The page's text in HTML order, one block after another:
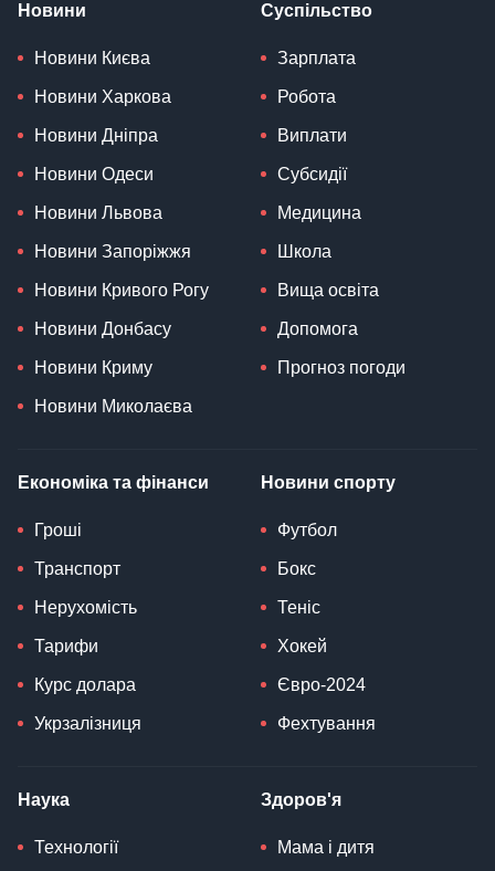
Новини
Новини Києва
Новини Харкова
Новини Дніпра
Новини Одеси
Новини Львова
Новини Запоріжжя
Новини Кривого Рогу
Новини Донбасу
Новини Криму
Новини Миколаєва
Суспільство
Зарплата
Робота
Виплати
Субсидії
Медицина
Школа
Вища освіта
Допомога
Прогноз погоди
Економіка та фінанси
Гроші
Транспорт
Нерухомість
Тарифи
Курс долара
Укрзалізниця
Новини спорту
Футбол
Бокс
Теніс
Хокей
Євро-2024
Фехтування
Наука
Технології
Здоров'я
Мама і дитя